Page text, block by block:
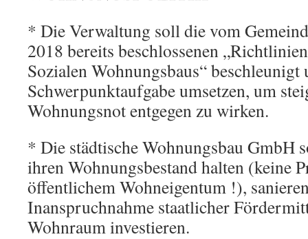
* Die Verwaltung soll die vom
2018 bereits beschlossenen
Sozialen Wohnungsbaus“ beschleunigt
Schwerpunktaufgabe umsetzen, um
Wohnungsnot entgegen zu wirken.
* Die städtische Wohnungsbau GmbH
ihren Wohnungsbestand halten (keine
öffentlichem Wohneigentum !),
Inanspruchnahme staatlicher
Wohnraum investieren.